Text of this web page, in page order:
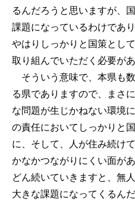
るんだろうと思いますが、
課題になっているわけであ
やはりしっかりと国策とし
取り組んでいただく必要が
そういう意味で、本県も
る県でありますので、まさ
な問題が生じかねない環境
の責任においてしっかりと
に、そして、人が住み続け
かなかつながりにくい面が
どん続いていきますと、無
大きな課題になってくるん